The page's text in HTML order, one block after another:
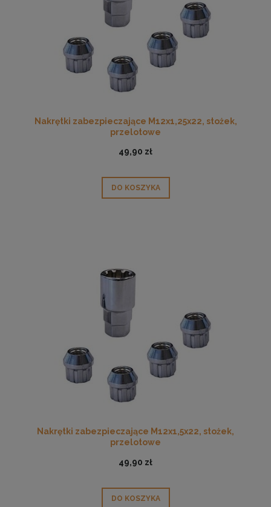
Nakrętki zabezpieczające M12x1,25x22, stożek,
przelotowe
49,90 zł
DO KOSZYKA
Nakrętki zabezpieczające M12x1,5x22, stożek,
przelotowe
49,90 zł
DO KOSZYKA